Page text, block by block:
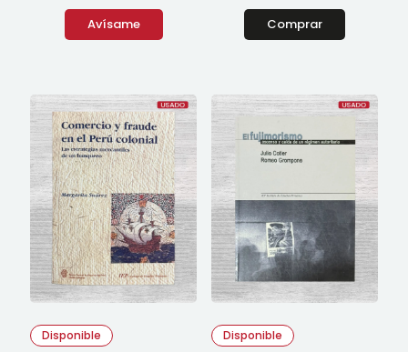
Avísame Comprar
Disponible Disponible